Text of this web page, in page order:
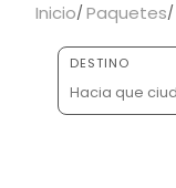
Inicio Paquetes
DESTINO